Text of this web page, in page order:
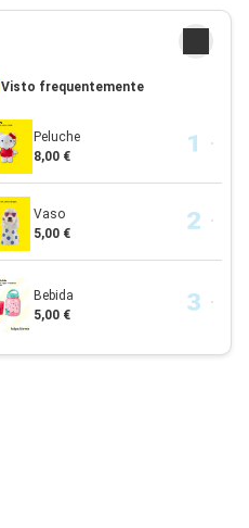
Visto frequentemente
Peluche
8,00 €
Vaso
5,00 €
Bebida
5,00 €